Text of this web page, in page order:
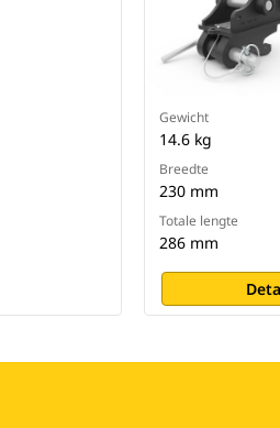
Gewicht
14.6 kg
Breedte
230 mm
Totale lengte
286 mm